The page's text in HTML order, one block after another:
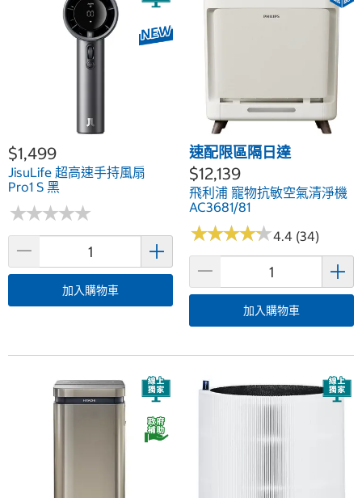
$1,499
JisuLife 超高速手持風扇
Pro1 S 黑
★★★★★
★★★★★
加入購物車
速配限區隔日達
$12,139
飛利浦 寵物抗敏空氣清淨機
AC3681/81
★★★★★
★★★★★4.4 (34)
加入購物車